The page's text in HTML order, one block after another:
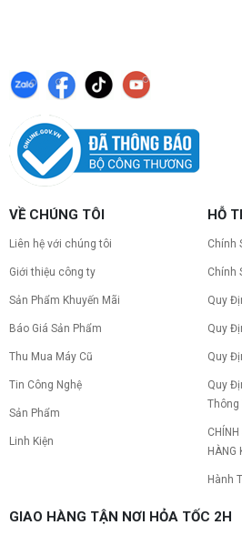
VỀ CHÚNG TÔI
Liên hệ với chúng tôi
Giới thiệu công ty
Sản Phẩm Khuyến Mãi
Báo Giá Sản Phẩm
Thu Mua Máy Cũ
Tin Công Nghệ
Sản Phẩm
Linh Kiện
HỖ
Chính
Chính
Quy
Quy
Quy
Quy
Thông
HÀNG
Hành
GIAO HÀNG TẬN NƠI HỎA TỐC 2H